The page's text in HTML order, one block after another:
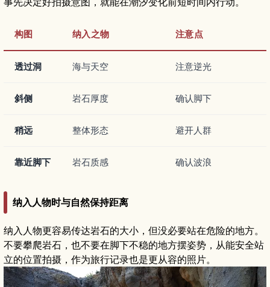
构图 纳入之物 注意点
透过洞 海与天空 注意逆光
斜侧 岩石厚度 确认脚下
稍远 整体形态 避开人群
靠近脚下 岩石质感 确认波浪
纳入人物时与自然保持距离
纳入人物更容易传达岩石的大小，但没必要站在危险的地方。
不要攀爬岩石，也不要在脚下不稳的地方摆姿势，从能安全站
立的位置拍摄，作为旅行记录也是更从容的照片。